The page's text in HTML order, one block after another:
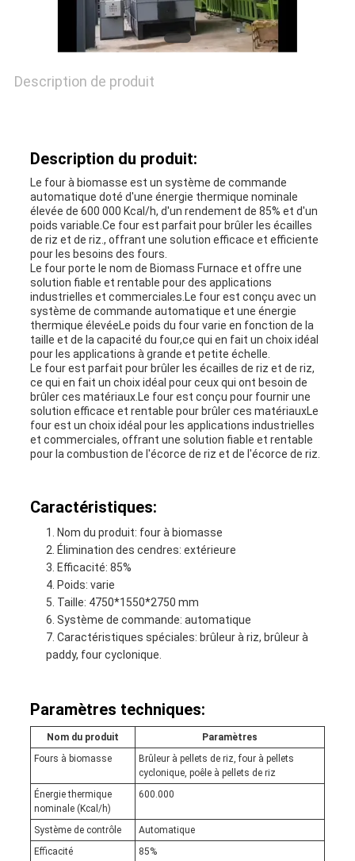
PROTECTION
VIE
PRIVÉE
Description de produit
Description du produit:
Le four à biomasse est un système de commande
automatique doté d'une énergie thermique nominale
élevée de 600 000 Kcal/h, d'un rendement de 85% et d'un
poids variable.Ce four est parfait pour brûler les écailles
de riz et de riz., offrant une solution efficace et efficiente
pour les besoins des fours.
Le four porte le nom de Biomass Furnace et offre une
solution fiable et rentable pour des applications
industrielles et commerciales.Le four est conçu avec un
système de commande automatique et une énergie
thermique élevéeLe poids du four varie en fonction de la
taille et de la capacité du four,ce qui en fait un choix idéal
pour les applications à grande et petite échelle.
Le four est parfait pour brûler les écailles de riz et de riz,
ce qui en fait un choix idéal pour ceux qui ont besoin de
brûler ces matériaux.Le four est conçu pour fournir une
solution efficace et rentable pour brûler ces matériauxLe
four est un choix idéal pour les applications industrielles
et commerciales, offrant une solution fiable et rentable
pour la combustion de l'écorce de riz et de l'écorce de riz.
Caractéristiques:
Nom du produit: four à biomasse
Élimination des cendres: extérieure
Efficacité: 85%
Poids: varie
Taille: 4750*1550*2750 mm
Système de commande: automatique
Caractéristiques spéciales: brûleur à riz, brûleur à
paddy, four cyclonique.
Paramètres techniques:
Nom du produit
Paramètres
Fours à biomasse
Brûleur à pellets de riz, four à pellets
cyclonique, poêle à pellets de riz
Énergie thermique
nominale (Kcal/h)
600.000
Système de contrôle
Automatique
Efficacité
85%